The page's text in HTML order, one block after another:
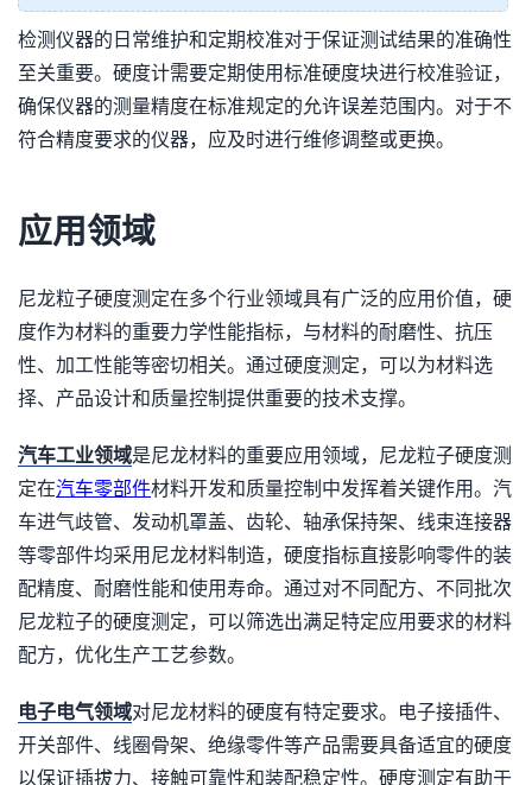
检测仪器的日常维护和定期校准对于保证测试结果的准确性
至关重要。硬度计需要定期使用标准硬度块进行校准验证，
确保仪器的测量精度在标准规定的允许误差范围内。对于不
符合精度要求的仪器，应及时进行维修调整或更换。
应用领域
尼龙粒子硬度测定在多个行业领域具有广泛的应用价值，硬
度作为材料的重要力学性能指标，与材料的耐磨性、抗压
性、加工性能等密切相关。通过硬度测定，可以为材料选
择、产品设计和质量控制提供重要的技术支撑。
汽车工业领域是尼龙材料的重要应用领域，尼龙粒子硬度测
定在汽车零部件材料开发和质量控制中发挥着关键作用。汽
车进气歧管、发动机罩盖、齿轮、轴承保持架、线束连接器
等零部件均采用尼龙材料制造，硬度指标直接影响零件的装
配精度、耐磨性能和使用寿命。通过对不同配方、不同批次
尼龙粒子的硬度测定，可以筛选出满足特定应用要求的材料
配方，优化生产工艺参数。
电子电气领域对尼龙材料的硬度有特定要求。电子接插件、
开关部件、线圈骨架、绝缘零件等产品需要具备适宜的硬度
以保证插拔力、接触可靠性和装配稳定性。硬度测定有助于